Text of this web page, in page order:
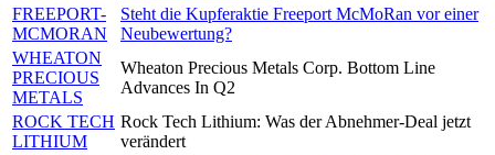
FREEPORT-
MCMORAN
Steht die Kupferaktie Freeport McMoRan vor einer
Neubewertung?
WHEATON
PRECIOUS
METALS
Wheaton Precious Metals Corp. Bottom Line
Advances In Q2
ROCK TECH
LITHIUM
Rock Tech Lithium: Was der Abnehmer-Deal jetzt
verändert